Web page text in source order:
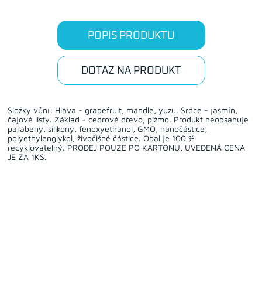
POPIS PRODUKTU
DOTAZ NA PRODUKT
Složky vůní: Hlava - grapefruit, mandle, yuzu. Srdce - jasmín,
čajové listy. Základ - cedrové dřevo, pižmo. Produkt neobsahuje
parabeny, silikony, fenoxyethanol, GMO, nanočástice,
polyethylenglykol, živočišné částice. Obal je 100 %
recyklovatelný. PRODEJ POUZE PO KARTONU, UVEDENÁ CENA
JE ZA 1KS.